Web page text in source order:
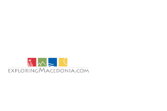
Schweiz